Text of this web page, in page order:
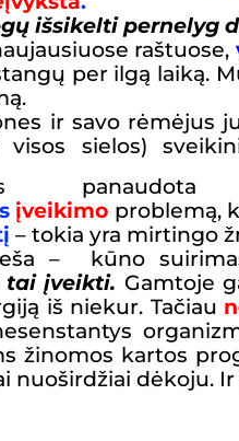
išsikelti pernelyg
raštuose,
per ilgą laiką.
ir savo rėmėjus
sielos)
panaudota
įveikimo problemą,
– tokia yra mirtingo
– kūno
tai įveikti. Gamtoje
iš niekur. Tačiau
žinomos kartos
nuoširdžiai dėkoju.